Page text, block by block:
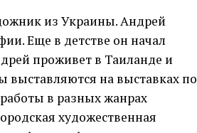
мистецтва переглядати стенди
робити запити на продаж та
доступ до інформації про
через Artsynet та додаток
из Украины. Андрей
Еще в детстве он начал
проживет в Таиланде и
выставляются на выставках по
в разных жанрах
художественная